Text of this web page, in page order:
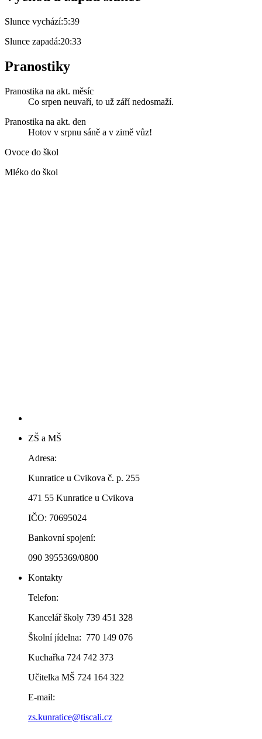
Slunce vychází:5:39
Slunce zapadá:20:33
Pranostiky
Pranostika na akt. měsíc
Co srpen neuvaří, to už září nedosmaží.
Pranostika na akt. den
Hotov v srpnu sáně a v zimě vůz!
Ovoce do škol
Mléko do škol
ZŠ a MŠ
Adresa:
Kunratice u Cvikova č. p. 255
471 55 Kunratice u Cvikova
IČO: 70695024
Bankovní spojení:
090 3955369/0800
Kontakty
Telefon:
Kancelář školy 739 451 328
Školní jídelna: 770 149 076
Kuchařka 724 742 373
Učitelka MŠ 724 164 322
E-mail:
zs.kunratice@tiscali.cz